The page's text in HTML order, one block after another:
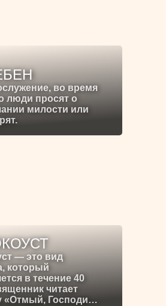
во время
люди просят о
милости или
— это вид
который
в течение 40
читает
«Отмый, Господи…